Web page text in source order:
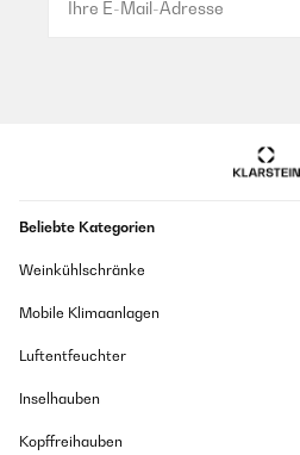
Beliebte Kategorien
Weinkühlschränke
Mobile Klimaanlagen
Luftentfeuchter
Inselhauben
Kopffreihauben